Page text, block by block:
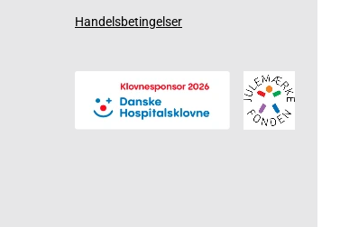
Handelsbetingelser